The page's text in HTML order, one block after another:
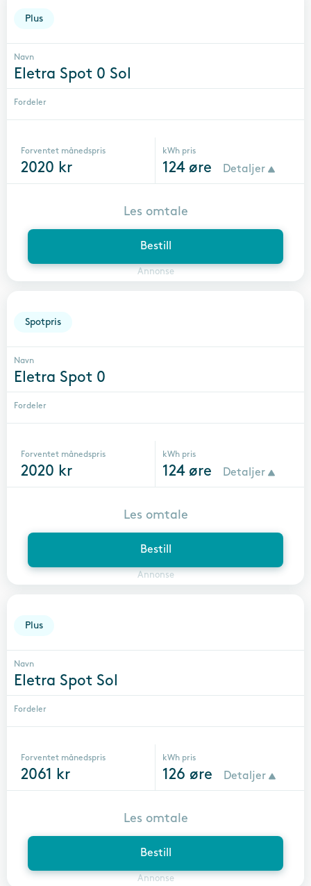
Plus
Navn
Eletra Spot 0 Sol
Fordeler
Forventet månedspris
2020 kr
kWh pris
124øre Detaljer
Bestill
Annonse
Les omtale
Spotpris
Navn
Eletra Spot 0
Fordeler
Forventet månedspris
2020 kr
kWh pris
124øre Detaljer
Bestill
Annonse
Les omtale
Plus
Navn
Eletra Spot Sol
Fordeler
Forventet månedspris
2061 kr
kWh pris
126 øre Detaljer
Bestill
Annonse
Les omtale